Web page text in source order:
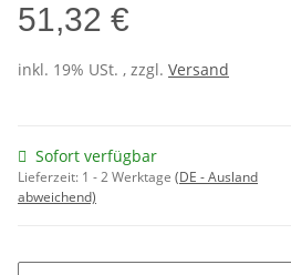
51,32 €
inkl. 19% USt. , zzgl. Versand
Sofort verfügbar
Lieferzeit: 1 - 2 Werktage (DE - Ausland
abweichend)